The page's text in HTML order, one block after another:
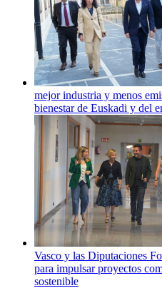
mejor industria y menos
bienestar de Euskadi y del
Vasco y las Diputaciones
para impulsar proyectos
sostenible